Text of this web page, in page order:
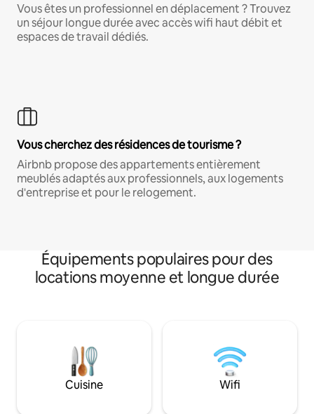
Vous êtes un professionnel en déplacement ? Trouvez
un séjour longue durée avec accès wifi haut débit et
espaces de travail dédiés.
Vous cherchez des résidences de tourisme ?
Airbnb propose des appartements entièrement
meublés adaptés aux professionnels, aux logements
d'entreprise et pour le relogement.
Équipements populaires pour des
locations moyenne et longue durée
Cuisine Wifi